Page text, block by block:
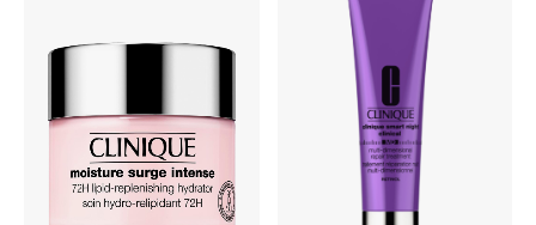
أبرز المصممين
جميع الملابس الرجالية
الأحذية الرجالية
جميع الإكسسورات الرجالية